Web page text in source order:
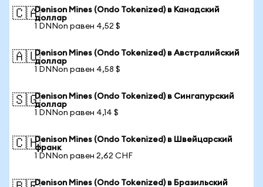
🇨🇦Denison Mines (Ondo Tokenized) в Канадский
доллар
1 DNNon равен 4,52 $
🇦🇺Denison Mines (Ondo Tokenized) в Австралийский
доллар
1 DNNon равен 4,58 $
🇸🇬Denison Mines (Ondo Tokenized) в Сингапурский
доллар
1 DNNon равен 4,14 $
🇨🇭Denison Mines (Ondo Tokenized) в Швейцарский
франк
1 DNNon равен 2,62 CHF
Denison Mines (Ondo Tokenized) в Бразильский